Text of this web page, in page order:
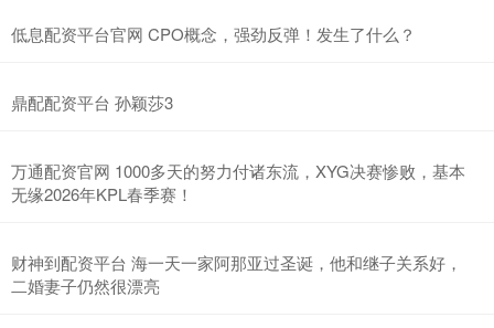
低息配资平台官网 CPO概念，强劲反弹！发生了什么？
鼎配配资平台 孙颖莎3
万通配资官网 1000多天的努力付诸东流，XYG决赛惨败，基本
无缘2026年KPL春季赛！
财神到配资平台 海一天一家阿那亚过圣诞，他和继子关系好，
二婚妻子仍然很漂亮